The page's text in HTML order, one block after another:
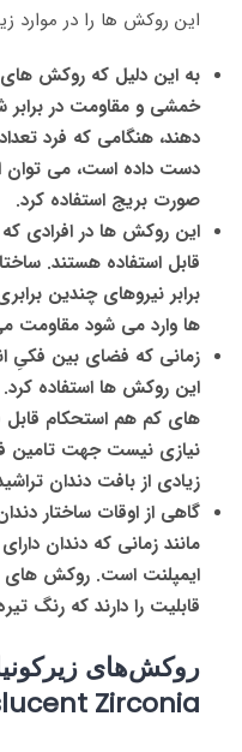
این روکش ها را در موارد
به این دلیل که روکش های
خمشی و مقاومت در
دهند، هنگامی که فرد
دست داده است، می توان
صورت بریج استفاده کرد.
این روکش ها در افرادی که
قابل استفاده هستند.
برابر نیروهای چندین
ها وارد می شود مقاومت
زمانی که فضای بین فکیِ
این روکش ها استفاده
های کم هم استحکام قابل
نیازی نیست جهت تامین
زیادی از بافت دندان
گاهی از اوقات ساختار
مانند زمانی که دندان
ایمپلنت است. روکش های
قابلیت را دارند که رنگ
Zirconia)